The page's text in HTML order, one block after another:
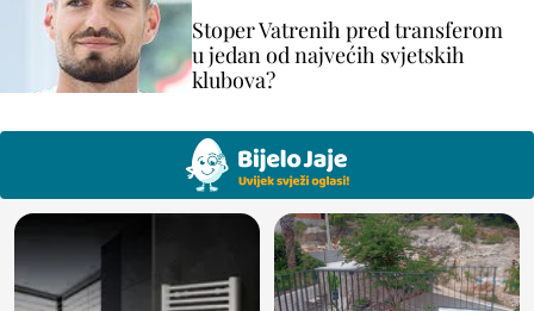
Stoper Vatrenih pred transferom
u jedan od najvećih svjetskih
klubova?